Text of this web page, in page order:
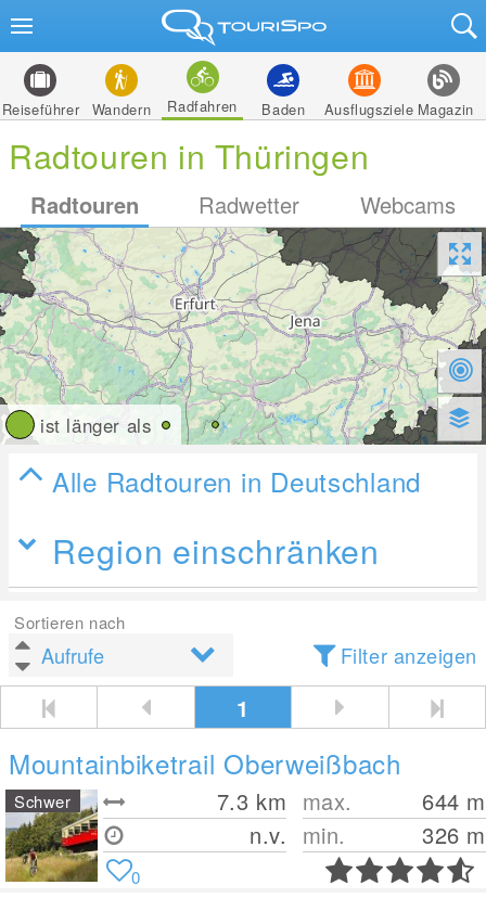
Reiseführer Wandern Radfahren Baden Ausflugsziele Magazin
Radtouren in Thüringen
Radtouren Radwetter Webcams
ist länger als
Alle Radtouren in Deutschland
Region einschränken
Sortieren nach
Filter anzeigen
1
Mountainbiketrail Oberweißbach
7.3 km
n.v.
max. 644 m
min.
326 m
Schwer
0